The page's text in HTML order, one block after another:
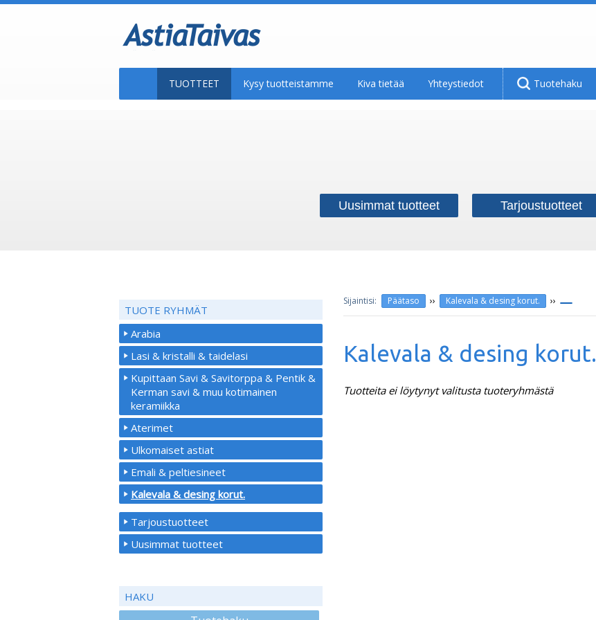
TUOTTEET Kysy tuotteistamme Kiva tietää Yhteystiedot Tuotehaku
Uusimmat tuotteet Tarjoustuotteet
Päätaso ›› Kalevala & desing korut. ››
Kalevala & desing korut.
Tuotteita ei löytynyt valitusta tuoteryhmästä
TUOTE RYHMÄT
Arabia
Lasi & kristalli & taidelasi
Kupittaan Savi & Savitorppa & Pentik &
Kerman savi & muu kotimainen
keramiikka
Aterimet
Ulkomaiset astiat
Emali & peltiesineet
Kalevala & desing korut.
Tarjoustuotteet
Uusimmat tuotteet
HAKU